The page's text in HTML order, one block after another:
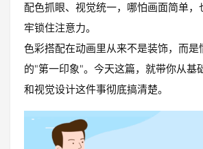
配色抓眼、视觉统一，哪怕画面简单，
牢锁住注意力。
色彩搭配在动画里从来不是装饰，而是
的"第一印象"。今天这篇，就带你从基
和视觉设计这件事彻底搞清楚。